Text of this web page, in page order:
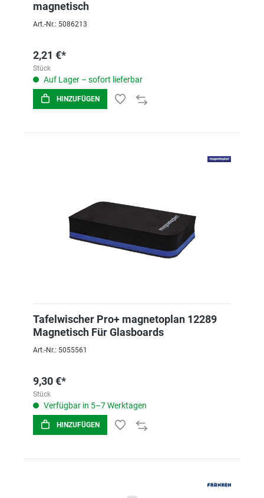
magnetisch
Art.-Nr.: 5086213
2,21 €*
Stück
Auf Lager – sofort lieferbar
HINZUFÜGEN
Tafelwischer Pro+ magnetoplan 12289
Magnetisch Für Glasboards
Art.-Nr.: 5055561
9,30 €*
Stück
Verfügbar in 5–7 Werktagen
HINZUFÜGEN